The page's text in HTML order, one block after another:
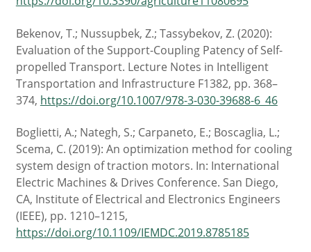
Bekenov, T.; Nussupbek, Z.; Tassybekov, Z. (2020):
Evaluation of the Support-Coupling Patency of Self-
propelled Transport. Lecture Notes in Intelligent
Transportation and Infrastructure F1382, pp. 368–
374, https://doi.org/10.1007/978-3-030-39688-6_46
Boglietti, A.; Nategh, S.; Carpaneto, E.; Boscaglia, L.;
Scema, C. (2019): An optimization method for cooling
system design of traction motors. In: International
Electric Machines & Drives Conference. San Diego,
CA, Institute of Electrical and Electronics Engineers
(IEEE), pp. 1210–1215,
https://doi.org/10.1109/IEMDC.2019.8785185